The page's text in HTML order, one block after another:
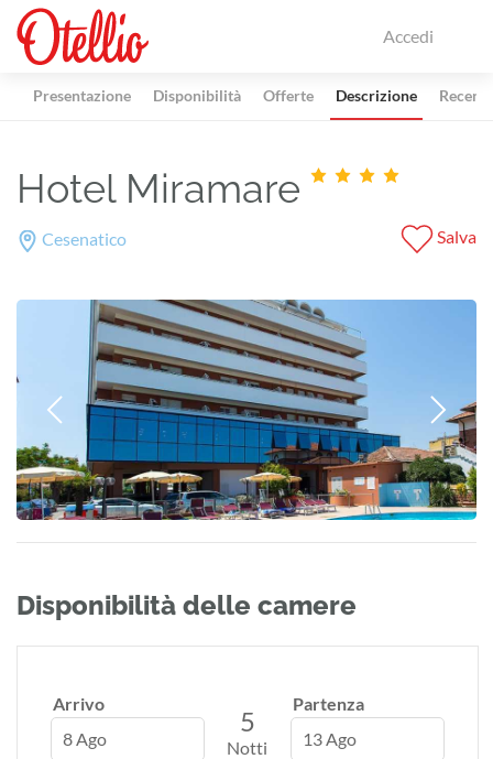
Accedi
Presentazione Disponibilità Offerte Descrizione
Hotel Miramare
Cesenatico Salva
Disponibilità delle camere
Arrivo
8 Ago
5
Notti
Partenza
13 Ago